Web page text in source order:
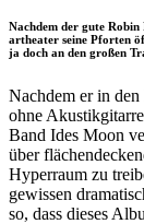
Nachdem der gute Robin
artheater seine Pforten
ja doch an den großen
Nachdem er in
ohne
Band Ides Moon
über
Hyperraum zu
gewissen
so, dass dieses